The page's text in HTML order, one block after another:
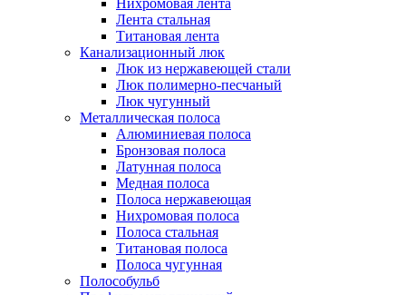
Нихромовая лента
Лента стальная
Титановая лента
Канализационный люк
Люк из нержавеющей стали
Люк полимерно-песчаный
Люк чугунный
Металлическая полоса
Алюминиевая полоса
Бронзовая полоса
Латунная полоса
Медная полоса
Полоса нержавеющая
Нихромовая полоса
Полоса стальная
Титановая полоса
Полоса чугунная
Полособульб